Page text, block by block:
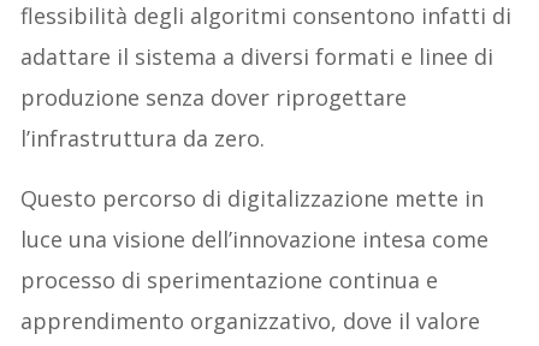
flessibilità degli algoritmi consentono infatti di
adattare il sistema a diversi formati e linee di
produzione senza dover riprogettare
l’infrastruttura da zero.
Questo percorso di digitalizzazione mette in
luce una visione dell’innovazione intesa come
processo di sperimentazione continua e
apprendimento organizzativo, dove il valore